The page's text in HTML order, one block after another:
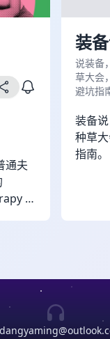
通夫
从
们
的
情
活方
装
说装备
草大会
避坑指
装备
种草
指南